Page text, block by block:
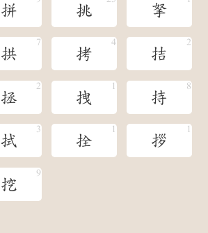
拼 挑 拏
拱 拷 拮
拯 拽 持
拭 拴 拶
挖